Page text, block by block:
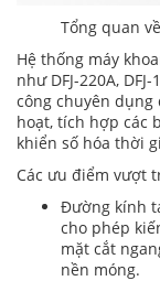
Tổng quan
Hệ thống máy
như DFJ-220A,
công chuyên
hoạt, tích hợp các
khiển số hóa thời
Các ưu điểm vượt
Đường kính
cho phép
mặt cắt
nền móng.